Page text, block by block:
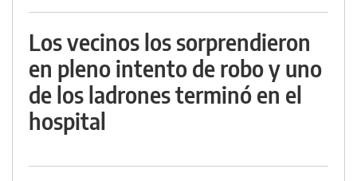
Los vecinos los sorprendieron
en pleno intento de robo y uno
de los ladrones terminó en el
hospital